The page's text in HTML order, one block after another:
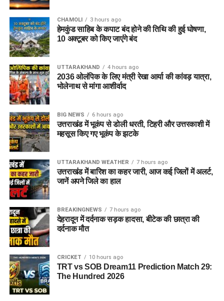
6.
असिस्टेंट (साइबर
फॉरेंसिक)
7.
कुल सभी पद मिलाकर 1,979
नोट: जूनियर साइंटिफिक असिस्टेंट के तहत बायोलॉजी, बैलिस्टिक्स,
केमिस्ट्री, डॉक्यूमेंट्स, फिंगरप्रिंट, फोटो, क्राइम सीन और फिजिक्स जैसे
विभिन्न विषयों के विशेषज्ञ पदों को शामिल किया गया है।
पात्रता मानदंड (Eligibility Criteria)
DSSSB Recruitment 2026 के लिए शैक्षणिक योग्यता और अनुभव की
आवश्यकता अलग-अलग पदों के अनुसार निर्धारित की गई है:
टीचिंग पद (TGT/स्पेशल एजुकेटर):उम्मीदवारों के पास संबंधित
विषय में स्नातक (Graduation), बी.एड (B.Ed) या स्पेशल
एजुकेशन में डिप्लोमा होना अनिवार्य है। इसके साथ ही CTET
आईटी असिस्टेंट व तकनीकी पद:कंप्यूटर साइंस/आईटी में बीई
(B.E), बी.टेक (B.Tech), एमसीए (MCA) या समकक्ष डिग्री/
डिप्लोमा होना चाहिए।
CHAMOLI 3 hours ago
हेमकुंड साहिब के कपाट बंद होने की तिथि की हुई घोषणा,
10 अक्टूबर को किए जाएंंगे बंद
UTTARAKHAND 4 hours ago
2036 ओलंपिक के लिए मंत्री रेखा आर्या की कांवड़ यात्रा,
भोलेनाथ से मांगा आशीर्वाद
BIG NEWS 6 hours ago
उत्तराखंड में भूकंप से डोली धरती, टिहरी और उत्तरकाशी में
महसूस किए गए भूकंप के झटके
UTTARAKHAND WEATHER 7 hours ago
उत्तराखंड में बारिश का कहर जारी, आज कई जिलों में अलर्ट,
जानें अपने जिले का हाल
BREAKINGNEWS 7 hours ago
देहरादून में दर्दनाक सड़क हादसा, बीटेक की छात्रा की
दर्दनाक मौत
CRICKET 10 hours ago
TRT vs SOB Dream11 Prediction Match 29:
The Hundred 2026